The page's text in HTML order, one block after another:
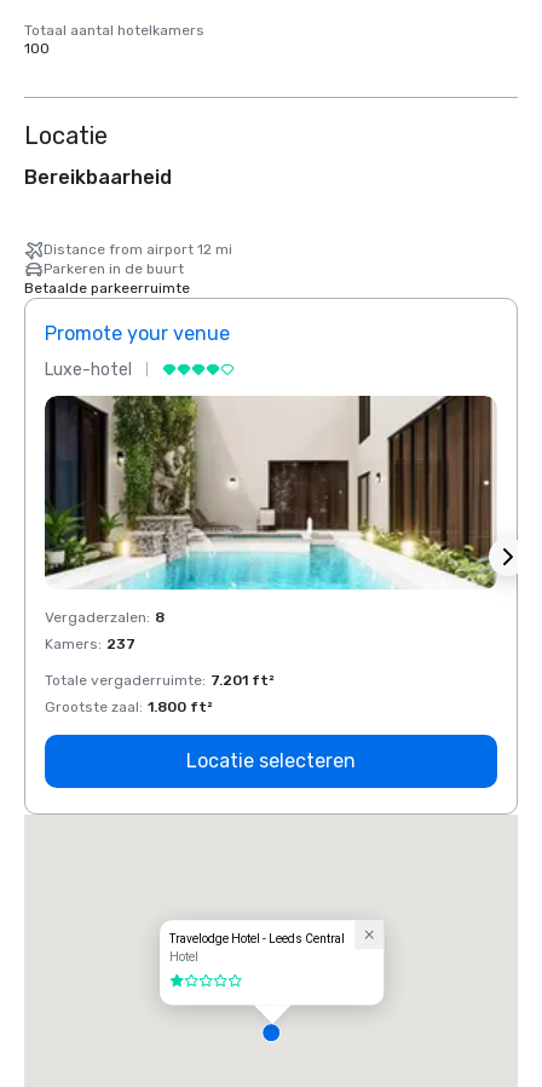
Totaal aantal hotelkamers
100
Locatie
Bereikbaarheid
Distance from airport 12 mi
Parkeren in de buurt
Betaalde parkeerruimte
Promote your venue
Luxe-hotel
Vergaderzalen: 8
Kamers: 237
Totale vergaderruimte: 7.201 ft²
Grootste zaal: 1.800 ft²
Locatie selecteren
Travelodge Hotel - Leeds Central
Hotel
1 van 5